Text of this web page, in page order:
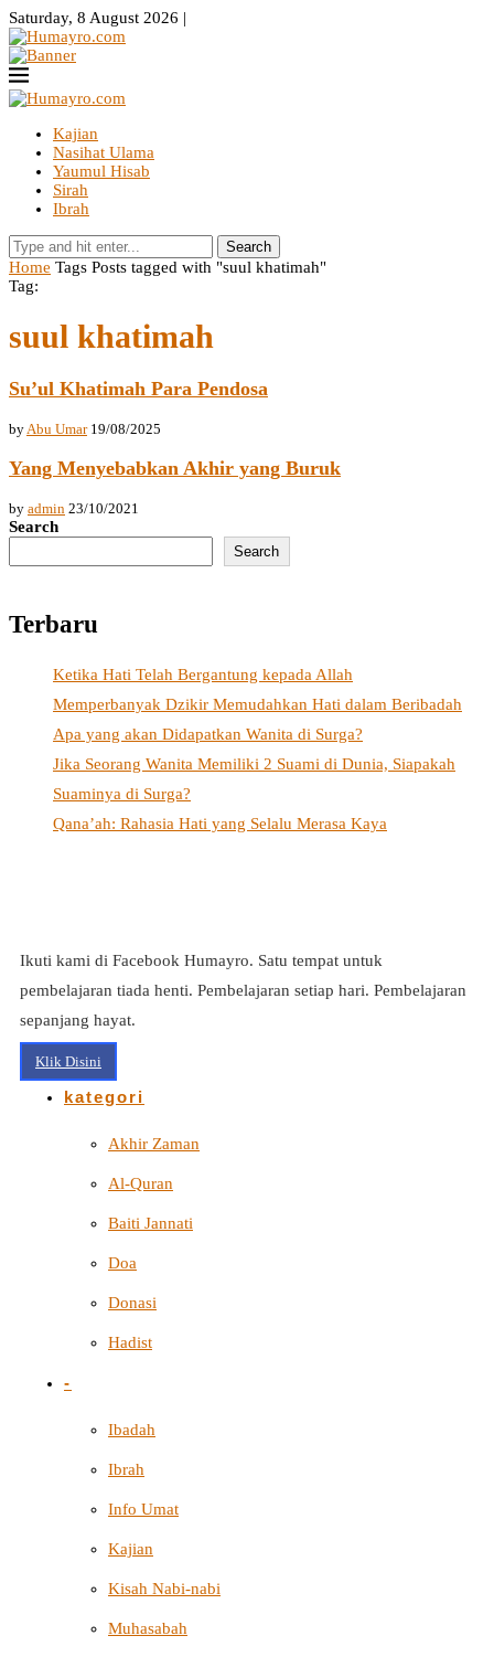
Saturday, 8 August 2026 |
Kajian
Nasihat Ulama
Yaumul Hisab
Sirah
Ibrah
Search
Home Tags Posts tagged with "suul khatimah"
Tag:
suul khatimah
Su’ul Khatimah Para Pendosa
by Abu Umar 19/08/2025
Yang Menyebabkan Akhir yang Buruk
by admin 23/10/2021
Search
Search
Terbaru
Ketika Hati Telah Bergantung kepada Allah
Memperbanyak Dzikir Memudahkan Hati dalam Beribadah
Apa yang akan Didapatkan Wanita di Surga?
Jika Seorang Wanita Memiliki 2 Suami di Dunia, Siapakah
Suaminya di Surga?
Qana’ah: Rahasia Hati yang Selalu Merasa Kaya
Ikuti kami di Facebook Humayro. Satu tempat untuk
pembelajaran tiada henti. Pembelajaran setiap hari. Pembelajaran
sepanjang hayat.
Klik Disini
kategori
Akhir Zaman
Al-Quran
Baiti Jannati
Doa
Donasi
Hadist
-
Ibadah
Ibrah
Info Umat
Kajian
Kisah Nabi-nabi
Muhasabah